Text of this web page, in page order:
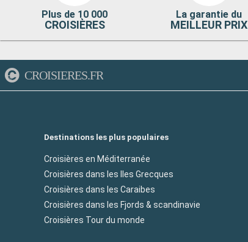
Plus de 10 000
CROISIÈRES
La garantie du
MEILLEUR PRIX
CROISIERES.FR
Destinations les plus populaires
Croisières en Méditerranée
Croisières dans les Iles Grecques
Croisières dans les Caraibes
Croisières dans les Fjords & scandinavie
Croisières Tour du monde